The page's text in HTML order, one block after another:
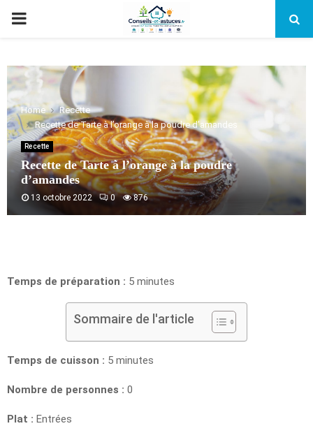
PRIMARY
Home
Recette
Recette de Tarte à l’orange à la poudre d’amandes
Recette
Recette de Tarte à l’orange à la poudre
d’amandes
13 octobre 2022 0 876
Temps de préparation : 5 minutes
Sommaire de l'article
Temps de cuisson : 5 minutes
Nombre de personnes : 0
Plat : Entrées